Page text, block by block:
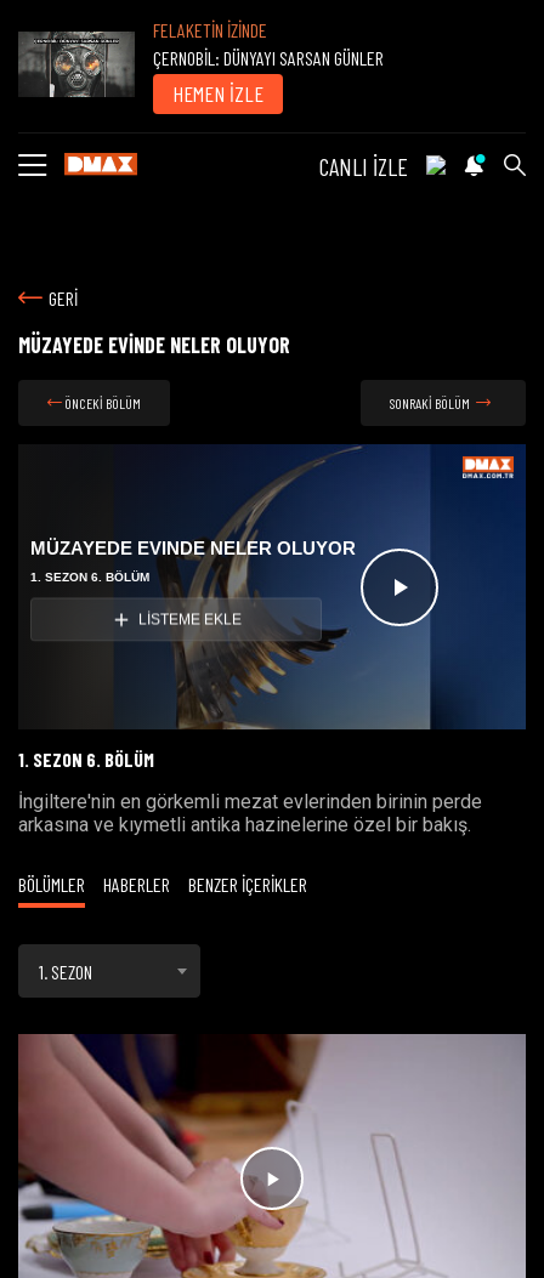
FELAKETİN İZİNDE
ÇERNOBİL: DÜNYAYI SARSAN GÜNLER
HEMEN İZLE
CANLI İZLE
GERİ
MÜZAYEDE EVİNDE NELER OLUYOR
ÖNCEKİ BÖLÜM SONRAKİ BÖLÜM
Videoyu
MÜZAYEDE EVINDE NELER OLUYOR
1. SEZON 6. BÖLÜM
LİSTEME EKLE
1. SEZON 6. BÖLÜM
İngiltere'nin en görkemli mezat evlerinden birinin perde
arkasına ve kıymetli antika hazinelerine özel bir bakış.
BÖLÜMLER HABERLER BENZER İÇERİKLER
1. SEZON